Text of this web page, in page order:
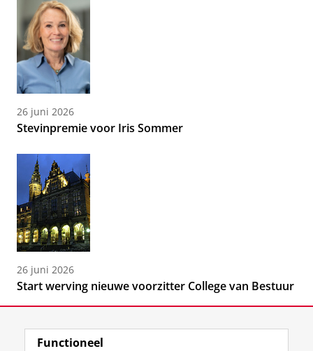
26 juni 2026
Stevinpremie voor Iris Sommer
26 juni 2026
Start werving nieuwe voorzitter College van Bestuur
Functioneel